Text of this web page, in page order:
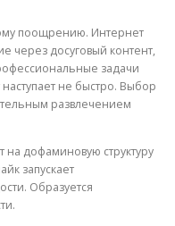
поощрению. Интернет
через досуговый контент,
задачи
не быстро. Выбор
развлечением
на дофаминовую структуру
запускает
Образуется